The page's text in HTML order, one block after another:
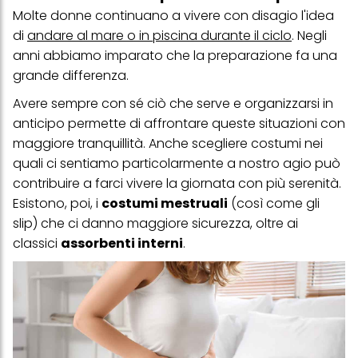
Molte donne continuano a vivere con disagio l'idea
di andare al mare o in piscina durante il ciclo. Negli
anni abbiamo imparato che la preparazione fa una
grande differenza.
Avere sempre con sé ciò che serve e organizzarsi in
anticipo permette di affrontare queste situazioni con
maggiore tranquillità. Anche scegliere costumi nei
quali ci sentiamo particolarmente a nostro agio può
contribuire a farci vivere la giornata con più serenità.
Esistono, poi, i costumi mestruali (così come gli
slip) che ci danno maggiore sicurezza, oltre ai
classici assorbenti interni.
Puoi trovare maggiori informazioni sul trattamento dei tuoi dati
nella nostra Informativa sulla protezione dei dati collegata nel piè
di pagina (Sezione "Cookie, Pixel, Impronte digitali e tecnologie
simili"). Puoi revocare il tuo consenso in qualsiasi momento con
effetto per il futuro disabilitando i cookie sul nostro sito web nella
ulteriori informazioni sui cookie utilizzati su questo sito Web, in
particolare sul loro periodo di conservazione, consultare le
informazioni dettagliate su ciascun cookie disponibili facendo
clic su "modifica" di seguito".
Se fai clic su "Modifica" potrai trovare maggiori informazioni sul
trattamento dei tuoi dati / sull'uso dei cookie e consentirli per uno o
più degli scopi sopra menzionati. Cliccando su "Accetta tutto",
acconsenti all'uso dei cookie e al trattamento dei tuoi dati
personali per tutte le finalità sopra indicate. Se fai clic su "Rifiuta",
verranno utilizzati solo i cookie tecnicamente necessari per fornirti
questo sito web.